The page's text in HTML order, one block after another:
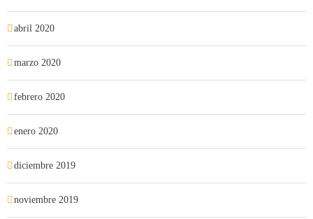
abril 2020
marzo 2020
febrero 2020
enero 2020
diciembre 2019
noviembre 2019